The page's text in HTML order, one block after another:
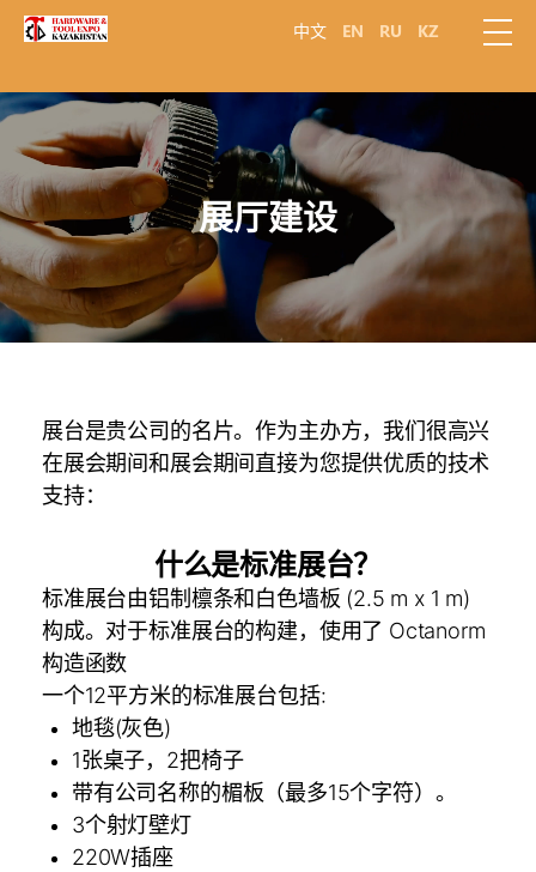
中文 EN RU KZ
展厅建设
展台是贵公司的名片。作为主办方，我们很高兴
在展会期间和展会期间直接为您提供优质的技术
支持：
什么是标准展台？
标准展台由铝制檩条和白色墙板 (2.5 m x 1 m)
构成。对于标准展台的构建，使用了 Octanorm
构造函数
一个12平方米的标准展台包括:
地毯(灰色)
1张桌子，2把椅子
带有公司名称的楣板（最多15个字符）。
3个射灯壁灯
220W插座